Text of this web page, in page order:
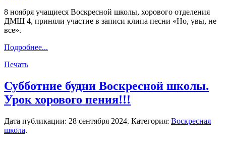
8 ноября учащиеся Воскресной школы, хорового отделения
ДМШ 4, приняли участие в записи клипа песни «Но, увы, не
все».
Подробнее...
Печать
Субботние будни Воскресной школы.
Урок хорового пения!!!
Дата публикации: 28 сентября 2024. Категория: Воскресная
школа.